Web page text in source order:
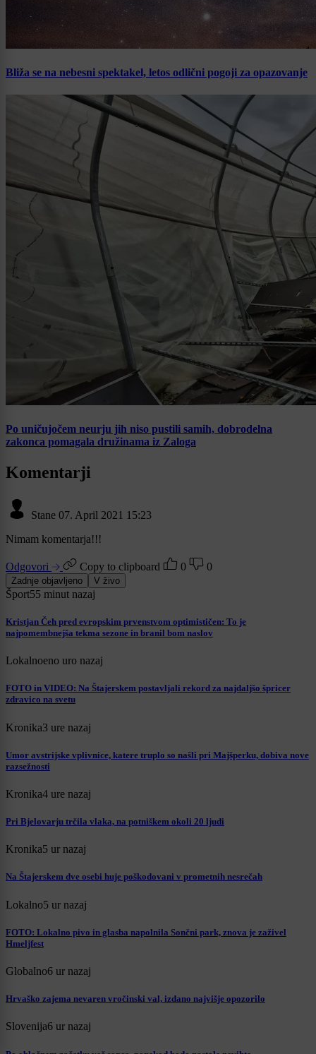
Bliža se na nebesni spektakel, letos odlični pogoji za opazovanje
Po uničujočem neurju jih niso pustili samih, dobrodelna
zakonca pomagala družinama iz Zaloga
Komentarji
Stane 07. April 2021 15:23
Nimam komentarja!!!
Odgovori Copy to clipboard 0 0
Zadnje objavljeno V živo
Šport55 minut nazaj
Kristjan Čeh pred evropskim prvenstvom optimističen: To je
najpomembnejša tekma sezone in branil bom naslov
Lokalnoeno uro nazaj
FOTO in VIDEO: Na Štajerskem postavljali rekord za najdaljšo špricer
zdravico na svetu
Kronika3 ure nazaj
Umor avstrijske vplivnice, katere truplo so našli pri Majšperku, dobiva nove
razsežnosti
Kronika4 ure nazaj
Pri Bjelovarju trčila vlaka, na potniškem okoli 20 ljudi
Kronika5 ur nazaj
Na Štajerskem dve osebi huje poškodovani v prometnih nesrečah
Lokalno5 ur nazaj
FOTO: Lokalno pivo in glasba napolnila Sončni park, znova je zaživel
Hmeljfest
Globalno6 ur nazaj
Hrvaško zajema nevaren vročinski val, izdano najvišje opozorilo
Slovenija6 ur nazaj